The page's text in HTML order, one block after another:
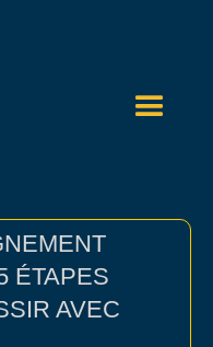
ÉTAPES
AVEC